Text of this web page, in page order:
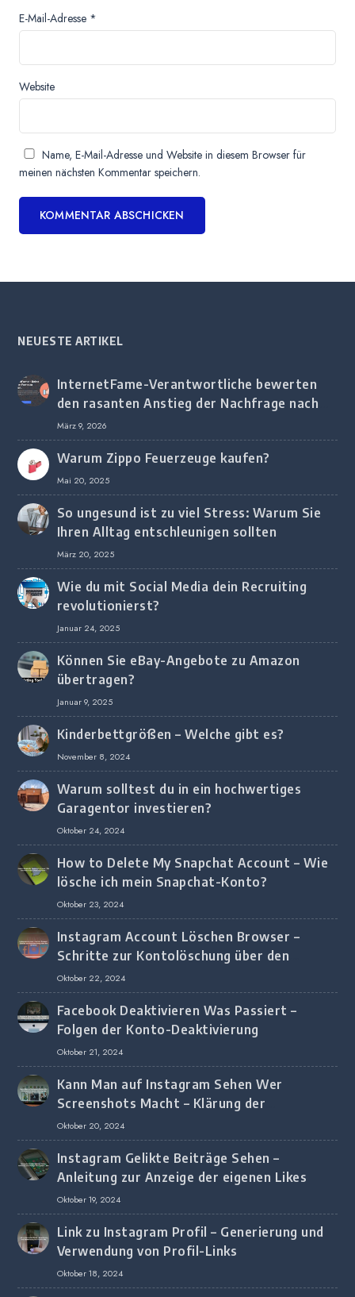
E-Mail-Adresse *
Website
Name, E-Mail-Adresse und Website in diesem Browser für
meinen nächsten Kommentar speichern.
NEUESTE ARTIKEL
InternetFame-Verantwortliche bewerten
den rasanten Anstieg der Nachfrage nach
digitalem Marketing bei deutschen
Unternehmen
März 9, 2026
Warum Zippo Feuerzeuge kaufen?
Mai 20, 2025
So ungesund ist zu viel Stress: Warum Sie
Ihren Alltag entschleunigen sollten
März 20, 2025
Wie du mit Social Media dein Recruiting
revolutionierst?
Januar 24, 2025
Können Sie eBay-Angebote zu Amazon
übertragen?
Januar 9, 2025
Kinderbettgrößen – Welche gibt es?
November 8, 2024
Warum solltest du in ein hochwertiges
Garagentor investieren?
Oktober 24, 2024
How to Delete My Snapchat Account – Wie
lösche ich mein Snapchat-Konto?
Oktober 23, 2024
Instagram Account Löschen Browser –
Schritte zur Kontolöschung über den
Browser
Oktober 22, 2024
Facebook Deaktivieren Was Passiert –
Folgen der Konto-Deaktivierung
Oktober 21, 2024
Kann Man auf Instagram Sehen Wer
Screenshots Macht – Klärung der
Screenshot-Erkennung
Oktober 20, 2024
Instagram Gelikte Beiträge Sehen –
Anleitung zur Anzeige der eigenen Likes
Oktober 19, 2024
Link zu Instagram Profil – Generierung und
Verwendung von Profil-Links
Oktober 18, 2024